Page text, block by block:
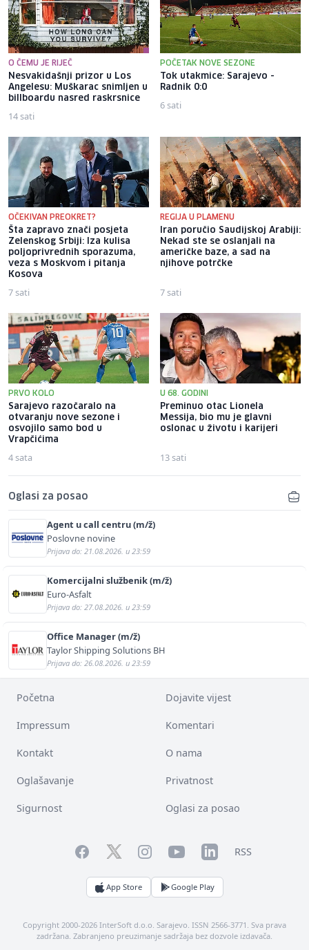
O ČEMU JE RIJEČ
Nesvakidašnji prizor u Los
Angelesu: Muškarac snimljen u
billboardu nasred raskrsnice
14 sati
POČETAK NOVE SEZONE
Tok utakmice: Sarajevo -
Radnik 0:0
6 sati
OČEKIVAN PREOKRET?
Šta zapravo znači posjeta
Zelenskog Srbiji: Iza kulisa
poljoprivrednih sporazuma,
veza s Moskvom i pitanja
Kosova
7 sati
REGIJA U PLAMENU
Iran poručio Saudijskoj Arabiji:
Nekad ste se oslanjali na
američke baze, a sad na
njihove potrčke
7 sati
PRVO KOLO
Sarajevo razočaralo na
otvaranju nove sezone i
osvojilo samo bod u
Vrapčićima
4 sata
U 68. GODINI
Preminuo otac Lionela
Messija, bio mu je glavni
oslonac u životu i karijeri
13 sati
Oglasi za posao
Agent u call centru (m/ž)
Poslovne novine
Prijava do: 21.08.2026. u 23:59
Komercijalni službenik (m/ž)
Euro-Asfalt
Prijava do: 27.08.2026. u 23:59
Office Manager (m/ž)
Taylor Shipping Solutions BH
Prijava do: 26.08.2026. u 23:59
Početna Dojavite vijest
Impressum Komentari
Kontakt O nama
Oglašavanje Privatnost
Sigurnost Oglasi za posao
FacebookTwitterInstagramYouTubeLinkedInRSS
App Store Google Play
Copyright 2000-2026 InterSoft d.o.o. Sarajevo. ISSN 2566-3771. Sva prava
zadržana. Zabranjeno preuzimanje sadržaja bez dozvole izdavača.